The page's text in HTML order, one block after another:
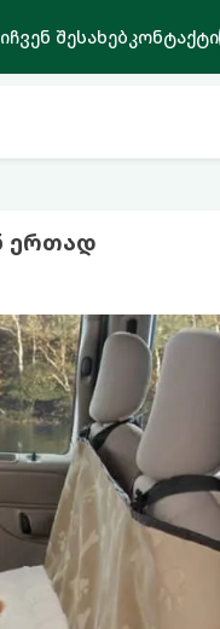
ჩვენ შესახებკონტაქტი
ერთად